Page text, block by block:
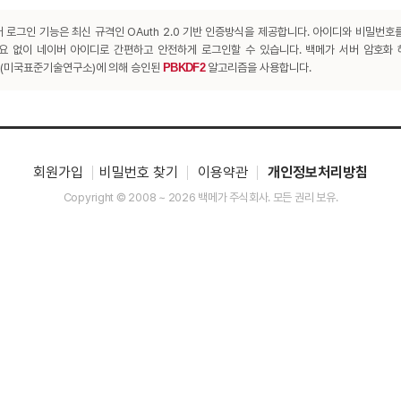
로그인 기능은 최신 규격인 OAuth 2.0 기반 인증방식을 제공합니다. 아이디와 비밀번호
없이 네이버 아이디로 간편하고 안전하게 로그인할 수 있습니다. 백메가 서버 암호화
국표준기술연구소)에 의해 승인된 PBKDF2알고리즘을 사용합니다.
회원가입 비밀번호 찾기 이용약관 개인정보처리방침
Copyright © 2008 ~ 2026 백메가 주식회사. 모든 권리 보유.